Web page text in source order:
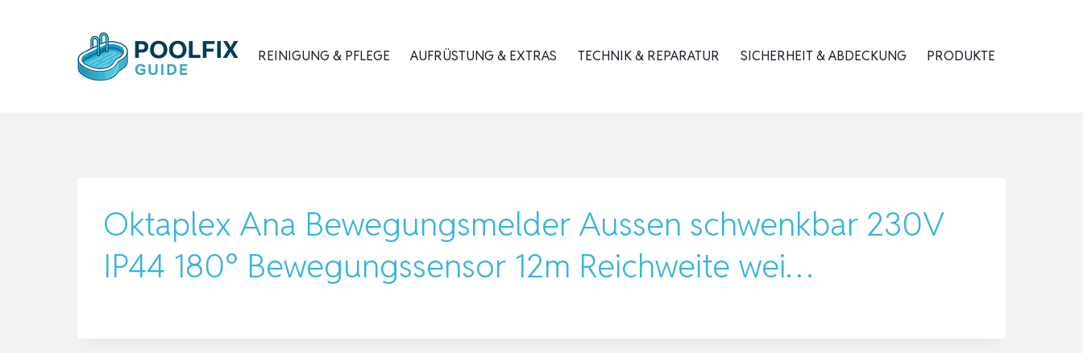
REINIGUNG & PFLEGE AUFRÜSTUNG & EXTRAS TECHNIK & REPARATUR SICHERHEIT & ABDECKUNG PRODUKTE
Oktaplex Ana Bewegungsmelder Aussen schwenkbar 230V
IP44 180° Bewegungssensor 12m Reichweite wei…